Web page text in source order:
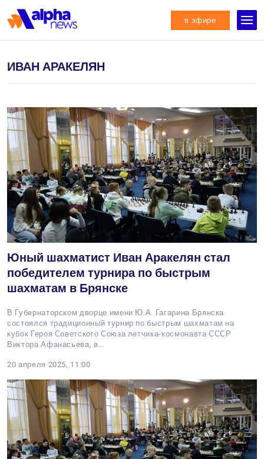
в эфире
ИВАН АРАКЕЛЯН
Юный шахматист Иван Аракелян стал
победителем турнира по быстрым
шахматам в Брянске
В Губернаторском дворце имени Ю.А. Гагарина Брянска
состоялся традиционный турнир по быстрым шахматам на
кубок Героя Советского Союза летчика-космонавта СССР
Виктора Афанасьева, в…
20 апреля 2025, 11:00